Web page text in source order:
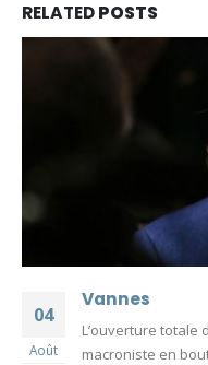
RELATEDPOSTS
04
Août
Vannes
L’ouverture
macroniste en